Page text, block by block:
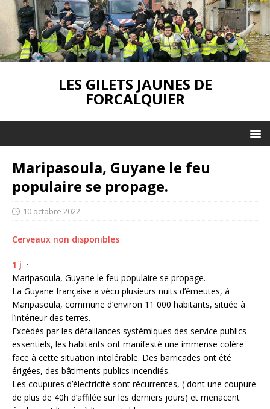
LES GILETS JAUNES DE
FORCALQUIER
Maripasoula, Guyane le feu
populaire se propage.
10 octobre 2022
Cerveaux non disponibles
1 j ·
Maripasoula, Guyane le feu populaire se propage.
La Guyane française a vécu plusieurs nuits d’émeutes, à
Maripasoula, commune d’environ 11 000 habitants, située à
l’intérieur des terres.
Excédés par les défaillances systémiques des service publics
essentiels, les habitants ont manifesté une immense colère
face à cette situation intolérable. Des barricades ont été
érigées, des bâtiments publics incendiés.
Les coupures d’électricité sont récurrentes, ( dont une coupure
de plus de 40h d’affilée sur les derniers jours) et menacent